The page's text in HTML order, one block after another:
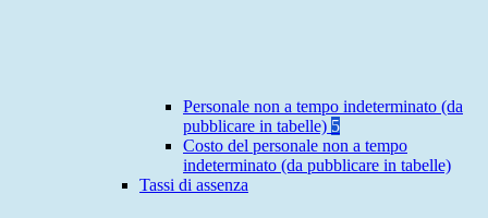
Personale non a tempo indeterminato (da
pubblicare in tabelle) 5
Costo del personale non a tempo
indeterminato (da pubblicare in tabelle)
Tassi di assenza